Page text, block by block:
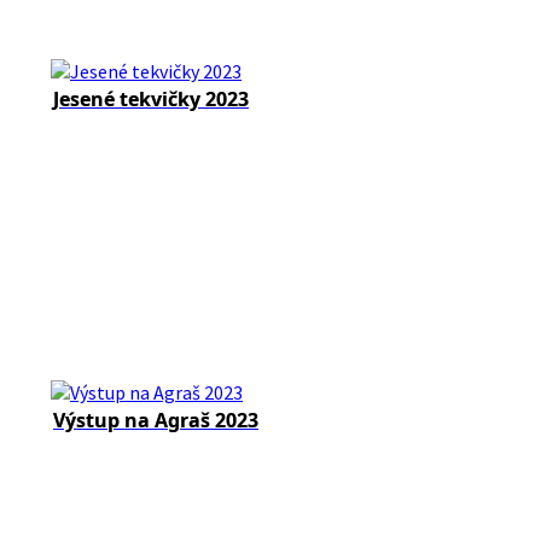
Jesené tekvičky 2023
Výstup na Agraš 2023